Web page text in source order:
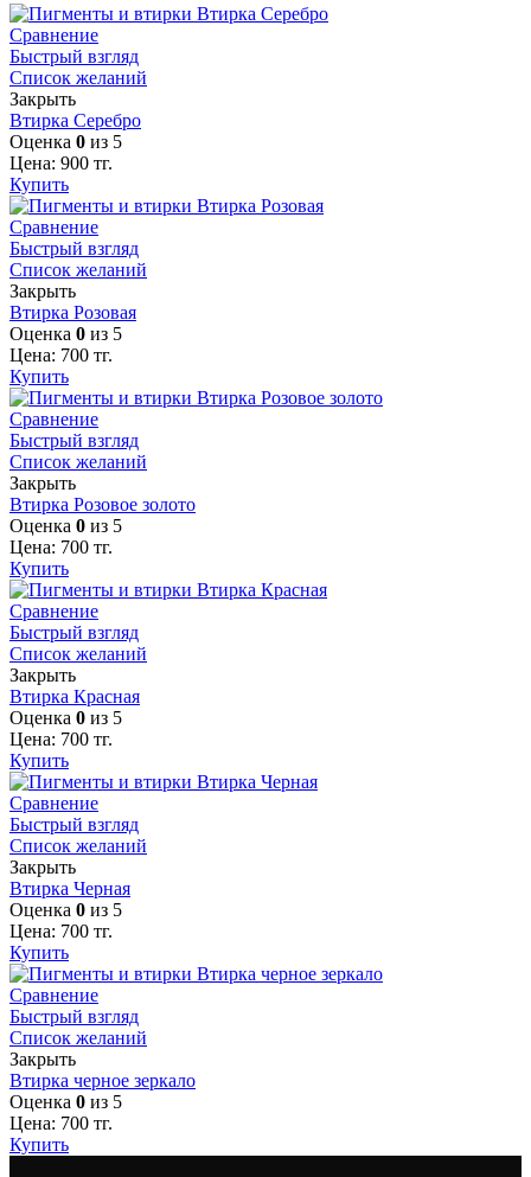
Сравнение
Быстрый взгляд
Список желаний
Закрыть
Втирка Серебро
Оценка 0 из 5
Цена: 900 тг.
Купить
Сравнение
Быстрый взгляд
Список желаний
Закрыть
Втирка Розовая
Оценка 0 из 5
Цена: 700 тг.
Купить
Сравнение
Быстрый взгляд
Список желаний
Закрыть
Втирка Розовое золото
Оценка 0 из 5
Цена: 700 тг.
Купить
Сравнение
Быстрый взгляд
Список желаний
Закрыть
Втирка Красная
Оценка 0 из 5
Цена: 700 тг.
Купить
Сравнение
Быстрый взгляд
Список желаний
Закрыть
Втирка Черная
Оценка 0 из 5
Цена: 700 тг.
Купить
Сравнение
Быстрый взгляд
Список желаний
Закрыть
Втирка черное зеркало
Оценка 0 из 5
Цена: 700 тг.
Купить